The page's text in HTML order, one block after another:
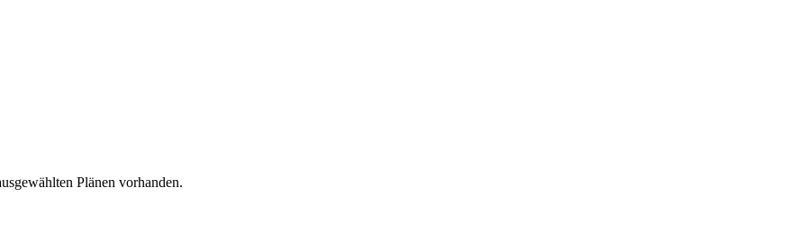
Plänen vorhanden.